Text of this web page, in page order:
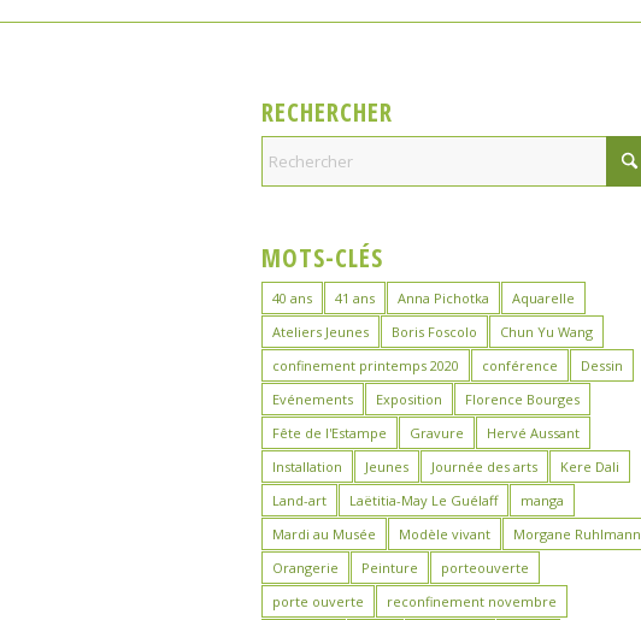
RECHERCHER
MOTS-CLÉS
40 ans 41 ans Anna Pichotka
Aquarelle
Ateliers Jeunes
Boris Foscolo
Chun Yu Wang
confinement printemps 2020
conférence
Dessin
Evénements
Exposition
Florence Bourges
Fête de l'Estampe
Gravure
Hervé Aussant
Installation
Jeunes Journée des arts
Kere Dali
Land-art
Laëtitia-May Le Guélaff
manga
Mardi au Musée
Modèle vivant
Morgane Ruhlmann
Orangerie
Peinture
porteouverte
porte ouverte
reconfinement novembre